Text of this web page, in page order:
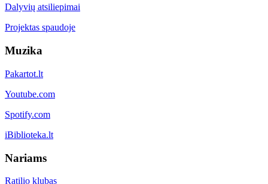
Dalyvių atsiliepimai
Projektas spaudoje
Muzika
Pakartot.lt
Youtube.com
Spotify.com
iBiblioteka.lt
Nariams
Ratilio klubas